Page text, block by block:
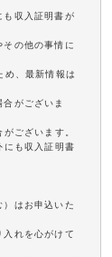
も収入証明書が
の他の事情に
め、最新情報は
がございま
ございます。
も収入証明書
はお申込いた
れを心がけて